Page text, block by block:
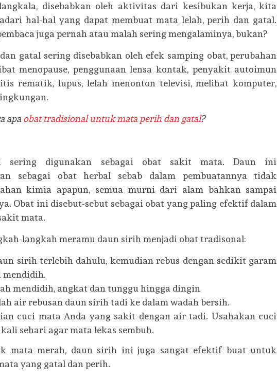
disebabkan oleh aktivitas dari kesibukan kerja, kita
hal-hal yang dapat membuat mata lelah, perih dan gatal.
juga pernah atau malah sering mengalaminya, bukan?
gatal sering disebabkan oleh efek samping obat, perubahan
menopause, penggunaan lensa kontak, penyakit autoimun
rematik, lupus, lelah menonton televisi, melihat komputer,
apa obat tradisional untuk mata perih dan gatal?
sering digunakan sebagai obat sakit mata. Daun ini
sebagai obat herbal sebab dalam pembuatannya tidak
kimia apapun, semua murni dari alam bahkan sampai
Obat ini disebut-sebut sebagai obat yang paling efektif dalam
mata.
langkah meramu daun sirih menjadi obat tradisonal:
sirih terlebih dahulu, kemudian rebus dengan sedikit garam
mendidih.
mendidih, angkat dan tunggu hingga dingin
air rebusan daun sirih tadi ke dalam wadah bersih.
cuci mata Anda yang sakit dengan air tadi. Usahakan cuci
sehari agar mata lekas sembuh.
mata merah, daun sirih ini juga sangat efektif buat untuk
yang gatal dan perih.